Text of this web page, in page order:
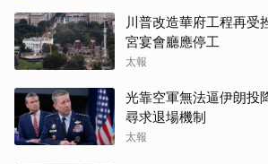
川普改造華府工程再
宮宴會廳應停工
太報
光靠空軍無法逼伊朗
尋求退場機制
太報